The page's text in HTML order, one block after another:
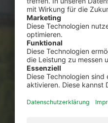
Du hast Fragen
Dann